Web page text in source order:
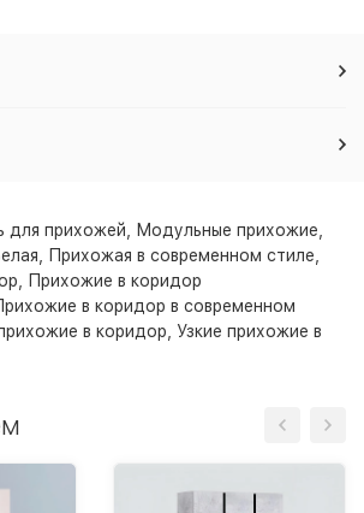
для прихожей Модульные прихожие
Прихожая в современном стиле
Прихожие в коридор
в коридор в современном
в коридор
Узкие прихожие в